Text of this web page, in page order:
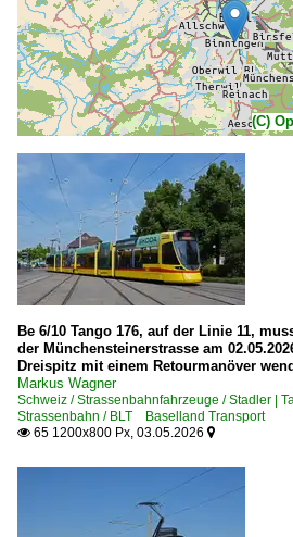
(C)
Be 6/10 Tango 176, auf der Linie 11,
der Münchensteinerstrasse am
Dreispitz mit einem Retourmanöver
Markus Wagner
Schweiz / Strassenbahnfahrzeuge / Stadler |
Strassenbahn / BLT Baselland Transport
 65 1200x800 Px, 03.05.2026 